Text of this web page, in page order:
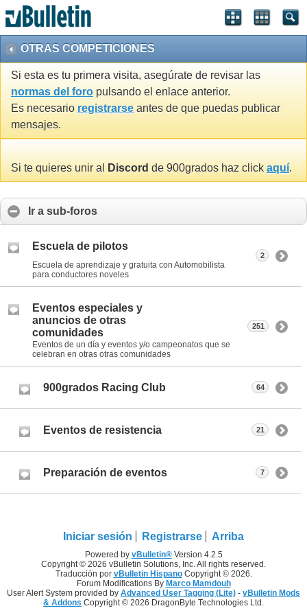
OTRAS COMPETICIONES
Si esta es tu primera visita, asegúrate de revisar las
normas del foro pulsando el enlace anterior.
Es necesario registrarse antes de que puedas publicar
mensajes.
Si te quieres unir al Discord de 900grados haz click aquí.
Ir a sub-foros
Escuela de pilotos
Escuela de aprendizaje y gratuita con Automobilista
para conductores noveles
2
Eventos especiales y
anuncios de otras
comunidades
Eventos de un día y eventos y/o campeonatos que se
celebran en otras otras comunidades
251
900grados Racing Club 64
Eventos de resistencia 21
Preparación de eventos 7
Iniciar sesión Registrarse Arriba
Powered by vBulletin®Version 4.2.5
Copyright © 2026 vBulletin Solutions, Inc. All rights reserved.
Traducción por vBulletin HispanoCopyright © 2026.
Forum Modifications By Marco Mamdouh
User Alert System provided by Advanced User Tagging (Lite) - vBulletin Mods
& Addons Copyright © 2026 DragonByte Technologies Ltd.